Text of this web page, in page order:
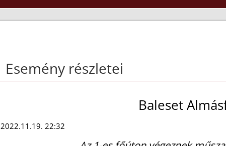
Esemény részletei
Baleset
2022.11.19. 22:32